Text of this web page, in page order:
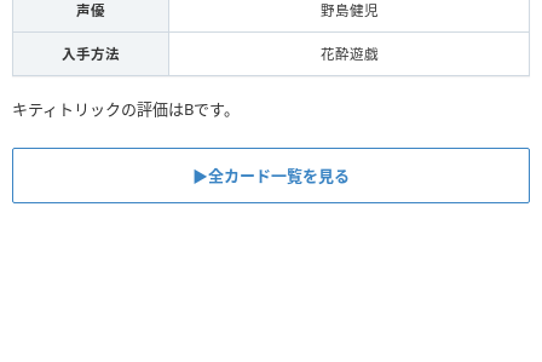
声優 野島健児
入手方法 花酔遊戯
キティトリックの評価はBです。
▶︎全カード一覧を見る